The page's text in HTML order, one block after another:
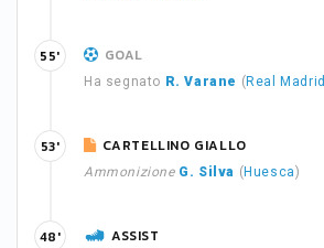
GOAL
Ha segnato R. Varane ( Real Madrid
55'
CARTELLINO GIALLO
Ammonizione G. Silva ( Huesca)
53'
ASSIST
48'